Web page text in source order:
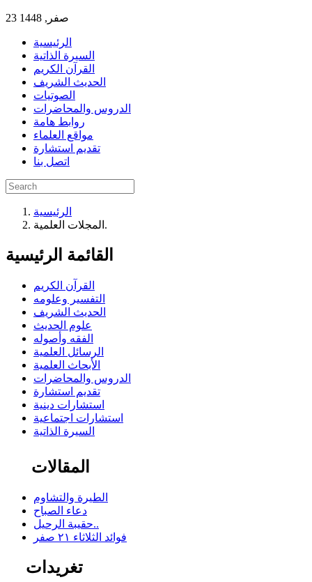
23 صفر, 1448
الرئيسية
السيرة الذاتية
القرآن الكريم
الحديث الشريف
الصوتيات
الدروس والمحاضرات
روابط هامة
مواقع العلماء
تقديم استشارة
اتصل بنا
الرئيسية
المجلات العلمية.
القائمة الرئيسية
القرآن الكريم
التفسير وعلومه
الحديث الشريف
علوم الحديث
الفقه وأصوله
الرسائل العلمية
الأبحاث العلمية
الدروس والمحاضرات
تقديم استشارة
استشارات دينية
استشارات اجتماعية
السيرة الذاتية
المقالات
الطيرة والتشاوم
دعاء الصباح
حقيبة الرحيل..
فوائد الثلاثاء ٢١ صفر
تغريدات